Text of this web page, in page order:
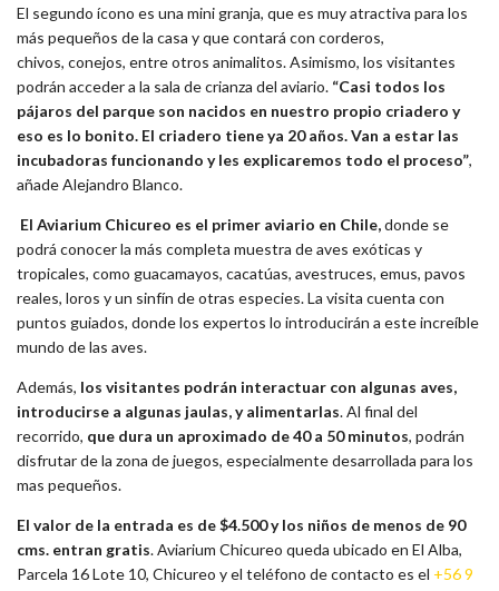
El segundo ícono es una mini granja, que es muy atractiva para los
más pequeños de la casa y que contará con corderos,
chivos, conejos, entre otros animalitos. Asimismo, los visitantes
podrán acceder a la sala de crianza del aviario. “Casi todos los
pájaros del parque son nacidos en nuestro propio criadero y
eso es lo bonito. El criadero tiene ya 20 años. Van a estar las
incubadoras funcionando y les explicaremos todo el proceso”,
añade Alejandro Blanco.
El Aviarium Chicureo es el primer aviario en Chile,donde se
podrá conocer la más completa muestra de aves exóticas y
tropicales, como guacamayos, cacatúas, avestruces, emus, pavos
reales, loros y un sinfín de otras especies. La visita cuenta con
puntos guiados, donde los expertos lo introducirán a este increíble
mundo de las aves.
Además, los visitantes podrán interactuar con algunas aves,
introducirse a algunas jaulas, y alimentarlas. Al final del
recorrido, que dura un aproximado de 40 a 50 minutos, podrán
disfrutar de la zona de juegos, especialmente desarrollada para los
mas pequeños.
El valor de la entrada es de $4.500 y los niños de menos de 90
cms. entran gratis. Aviarium Chicureo queda ubicado en El Alba,
Parcela 16 Lote 10, Chicureo y el teléfono de contacto es el +56 9